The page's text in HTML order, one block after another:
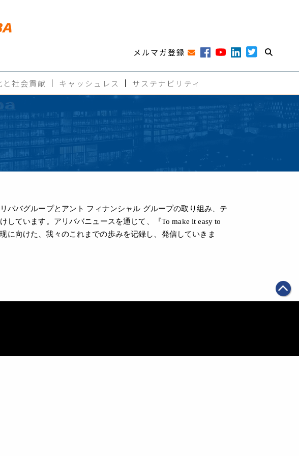
メルマガ登録
と社会貢献 キャッシュレス サステナビリティ
ババグループとアント フィナンシャル グループの取り组み、テ
ています。アリババニュースを通じて、『To make it easy to
に向けた、我々のこれまでの歩みを记録し、発信していきま